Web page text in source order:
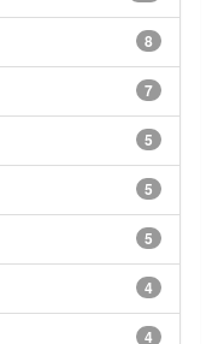
8
7
5
5
5
4
4